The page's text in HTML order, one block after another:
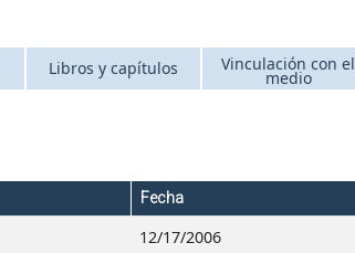
Libros y capítulos Vinculación con el
medio
Fecha
12/17/2006